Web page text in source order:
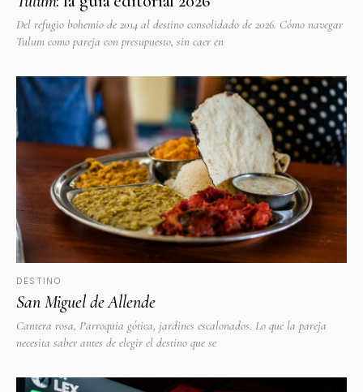
Del refugio bohemio de 2014 al destino consolidado de 2026. Cómo navegar
Tulum como pareja con presupuesto, sin caer en
DESTINO
San Miguel de Allende
Cantera rosa, Parroquia gótica, jardines escalonados. Lo que la pareja
necesita saber antes de elegir el destino que se